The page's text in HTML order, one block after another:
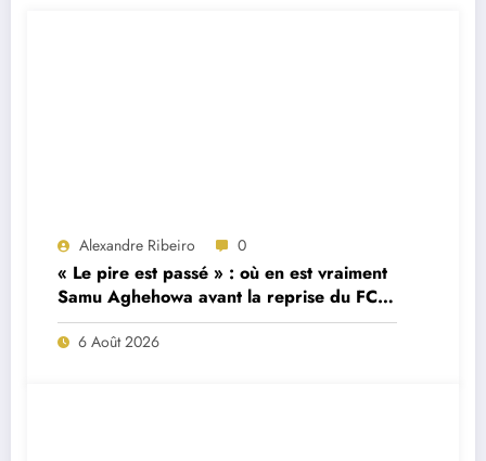
Alexandre Ribeiro 0
« Le pire est passé » : où en est vraiment
Samu Aghehowa avant la reprise du FC
Porto ?
6 Août 2026